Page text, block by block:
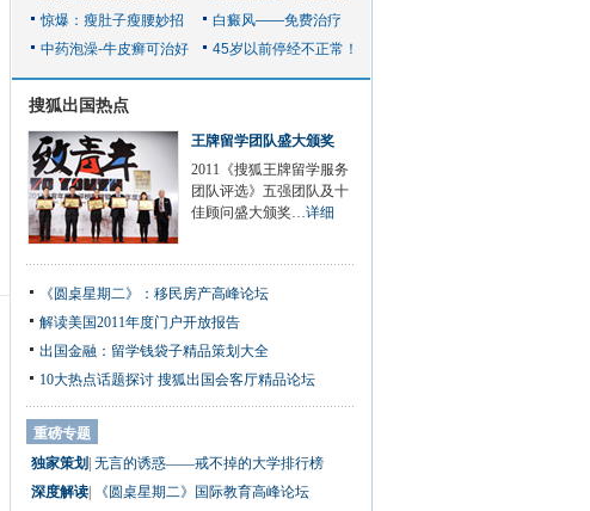
搜狐出国热点
王牌留学团队盛大颁奖
2011《搜狐王牌留学服务
团队评选》五强团队及十
佳顾问盛大颁奖…详细
《圆桌星期二》：移民房产高峰论坛
解读美国2011年度门户开放报告
出国金融：留学钱袋子精品策划大全
10大热点话题探讨 搜狐出国会客厅精品论坛
重磅专题
独家策划 无言的诱惑——戒不掉的大学排行榜
深度解读
《圆桌星期二》国际教育高峰论坛